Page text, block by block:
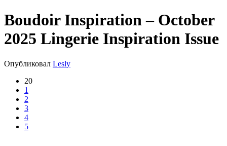
Boudoir Inspiration – October
2025 Lingerie Inspiration Issue
Опубликовал Lesly
20
1
2
3
4
5